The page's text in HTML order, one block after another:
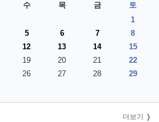
수 목 금
토
1
5 6 7
8
12 13 14
15
19 20 21
22
26 27 28
29
더보기